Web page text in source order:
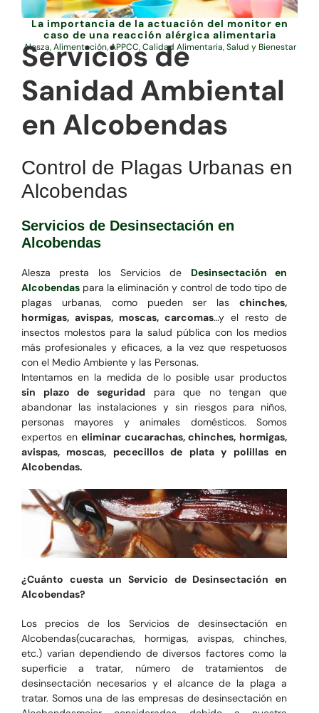
La importancia de la actuación del monitor en
caso de una reacción alérgica alimentaria
Alesza,Alimentación,APPCC,Calidad Alimentaria,Salud y Bienestar
Servicios de
Sanidad Ambiental
en Alcobendas
Control de Plagas Urbanas en
Alcobendas
Servicios de Desinsectación en
Alcobendas
Alesza presta los Servicios de Desinsectación en
Alcobendaspara la eliminación y control de todo tipo de
plagas urbanas, como pueden ser laschinches,
hormigas, avispas, moscas, carcomas…y el resto de
insectos molestos para la salud pública con los medios
más profesionales y eficaces, a la vez que respetuosos
con el Medio Ambiente y las Personas.
Intentamos en la medida de lo posible usar productos
sin plazo de seguridadpara que no tengan que
abandonar las instalaciones y sin riesgos para niños,
personas mayores y animales domésticos. Somos
expertos eneliminar cucarachas, chinches, hormigas,
avispas, moscas, pececillos de plata y polillas en
Alcobendas.
¿Cuánto cuesta un Servicio de Desinsectación en
Alcobendas?
Los precios de los Servicios de desinsectación en
Alcobendas(cucarachas, hormigas, avispas, chinches,
etc.) varían dependiendo de diversos factores como la
superficie a tratar, número de tratamientos de
desinsectación necesarios y el alcance de la plaga a
tratar. Somos una de las empresas de desinsectación en